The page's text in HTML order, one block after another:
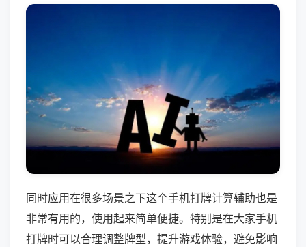
同时应用在很多场景之下这个手机打牌计算辅助也是
非常有用的，使用起来简单便捷。特别是在大家手机
打牌时可以合理调整牌型，提升游戏体验，避免影响